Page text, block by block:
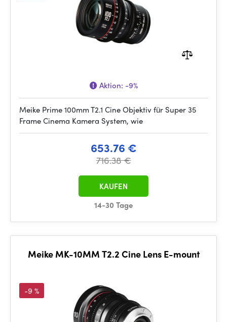
Aktion: -9%
Meike Prime 100mm T2.1 Cine Objektiv für Super 35
Frame Cinema Kamera System, wie
653.76 €
716.38 €
14-30 Tage
KAUFEN
Meike MK-10MM T2.2 Cine Lens E-mount
-9 %